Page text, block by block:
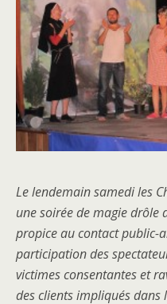
Le lendemain samedi les
une soirée de magie drôle
propice au contact public-
participation des
victimes consentantes et
des clients impliqués dans